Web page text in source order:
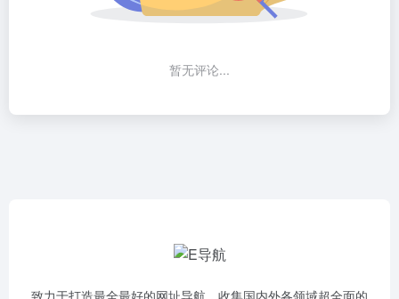
暂无评论...
致力于打造最全最好的网址导航，收集国内外各领域超全面的